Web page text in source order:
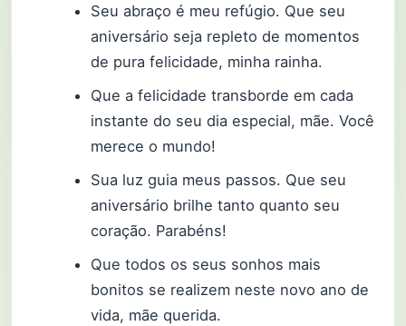
Seu abraço é meu refúgio. Que seu
aniversário seja repleto de momentos
de pura felicidade, minha rainha.
Que a felicidade transborde em cada
instante do seu dia especial, mãe. Você
merece o mundo!
Sua luz guia meus passos. Que seu
aniversário brilhe tanto quanto seu
coração. Parabéns!
Que todos os seus sonhos mais
bonitos se realizem neste novo ano de
vida, mãe querida.